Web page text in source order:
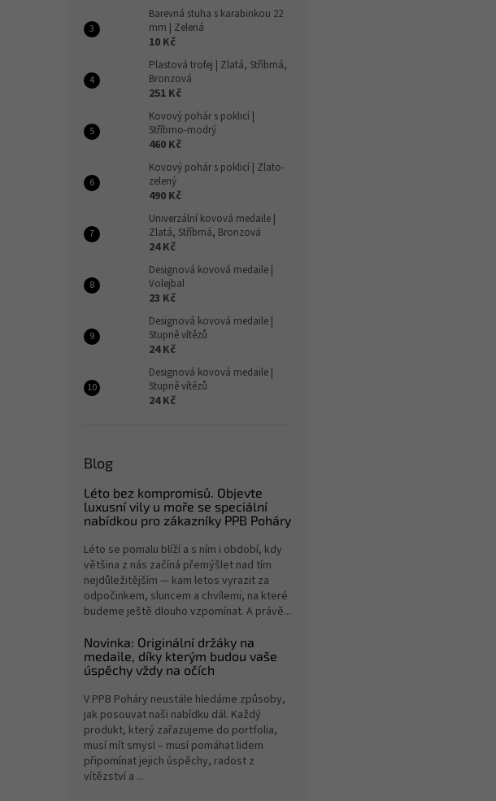
Barevná stuha s karabinkou 22
mm | Zelená
10 Kč
Plastová trofej | Zlatá, Stříbrná,
Bronzová
251 Kč
Kovový pohár s poklicí |
Stříbrno-modrý
460 Kč
Kovový pohár s poklicí | Zlato-
zelený
490 Kč
Univerzální kovová medaile |
Zlatá, Stříbrná, Bronzová
24 Kč
Designová kovová medaile |
Volejbal
23 Kč
Designová kovová medaile |
Stupně vítězů
24 Kč
Designová kovová medaile |
Stupně vítězů
24 Kč
Blog
Léto bez kompromisů. Objevte
luxusní vily u moře se speciální
nabídkou pro zákazníky PPB Poháry
Léto se pomalu blíží a s ním i období, kdy
většina z nás začíná přemýšlet nad tím
nejdůležitějším — kam letos vyrazit za
odpočinkem, sluncem a chvílemi, na které
budeme ještě dlouho vzpomínat. A právě...
Novinka: Originální držáky na
medaile, díky kterým budou vaše
úspěchy vždy na očích
V PPB Poháry neustále hledáme způsoby,
jak posouvat naši nabídku dál. Každý
produkt, který zařazujeme do portfolia,
musí mít smysl – musí pomáhat lidem
připomínat jejich úspěchy, radost z
vítězství a ...